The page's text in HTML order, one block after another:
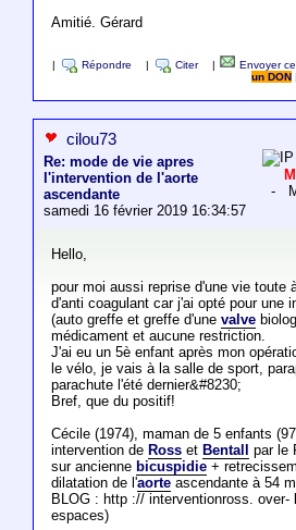
Amitié. Gérard
Répondre Citer Envoyer
un DON
cilou73
Re: mode de vie apres
l'intervention de l'aorte
ascendante
samedi 16 février 2019 16:34:57
-
Hello,
pour moi aussi reprise d'une vie toute
d'anti coagulant car j'ai opté pour une
(auto greffe et greffe d'une valve
médicament et aucune restriction.
J'ai eu un 5è enfant après mon
le vélo, je vais à la salle de sport,
parachute l'été dernier&#8230;
Bref, que du positif!
Cécile (1974), maman de 5 enfants
intervention de Rosset Bentall
par le
sur ancienne bicuspidie+
dilatation de l'aorteascendante à 54
BLOG : http :// interventionross.
espaces)